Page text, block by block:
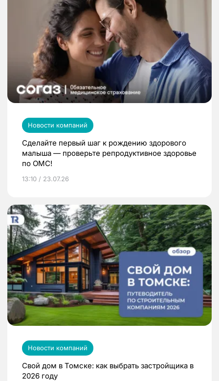
Новости компаний
Сделайте первый шаг к рождению здорового
малыша — проверьте репродуктивное здоровье
по ОМС!
13:10 / 23.07.26
Новости компаний
Свой дом в Томске: как выбрать застройщика в
2026 году